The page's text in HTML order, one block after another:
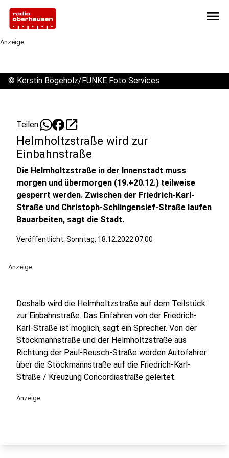
menu
Anzeige
© Kerstin Bögeholz/FUNKE Foto Services
Teilen: open_in_new
Helmholtzstraße wird zur
Einbahnstraße
Die Helmholtzstraße in der Innenstadt muss
morgen und übermorgen (19.+20.12.) teilweise
gesperrt werden. Zwischen der Friedrich-Karl-
Straße und Christoph-Schlingensief-Straße laufen
Bauarbeiten, sagt die Stadt.
Veröffentlicht: Sonntag, 18.12.2022 07:00
Anzeige
Deshalb wird die Helmholtzstraße auf dem Teilstück
zur Einbahnstraße. Das Einfahren von der Friedrich-
Karl-Straße ist möglich, sagt ein Sprecher. Von der
Stöckmannstraße und der Helmholtzstraße aus
Richtung der Paul-Reusch-Straße werden Autofahrer
über die Stöckmannstraße auf die Friedrich-Karl-
Straße / Kreuzung Concordiastraße geleitet.
Anzeige